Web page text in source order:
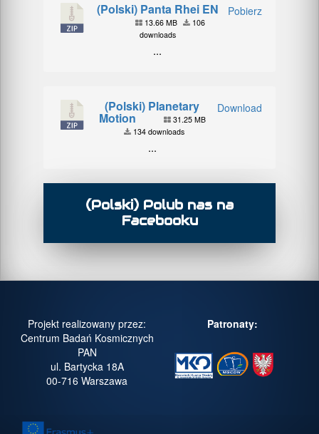
Pobierz
(Polski) Panta Rhei EN
13.66 MB
106
downloads
...
Download
(Polski) Planetary
Motion
31.25 MB
134 downloads
...
(Polski) Polub nas na
Facebooku
Projekt realizowany przez:
Centrum Badań Kosmicznych
PAN
ul. Bartycka 18A
00-716 Warszawa
Patronaty: